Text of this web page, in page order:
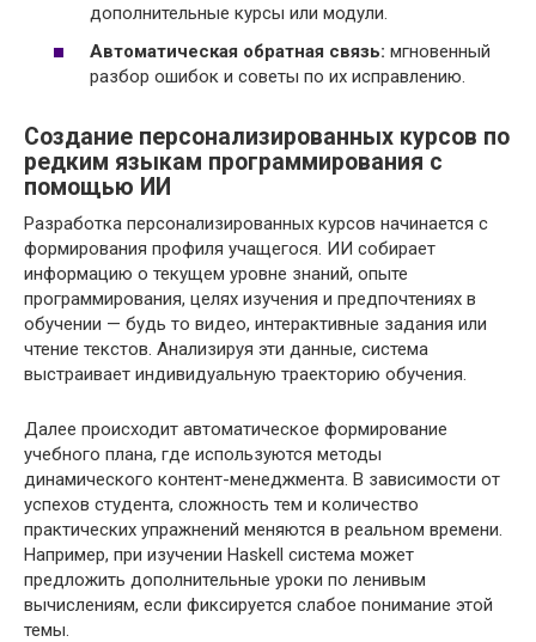
дополнительные курсы или модули.
Автоматическая обратная связь: мгновенный
разбор ошибок и советы по их исправлению.
Создание персонализированных курсов по
редким языкам программирования с
помощью ИИ
Разработка персонализированных курсов начинается с
формирования профиля учащегося. ИИ собирает
информацию о текущем уровне знаний, опыте
программирования, целях изучения и предпочтениях в
обучении — будь то видео, интерактивные задания или
чтение текстов. Анализируя эти данные, система
выстраивает индивидуальную траекторию обучения.
Далее происходит автоматическое формирование
учебного плана, где используются методы
динамического контент-менеджмента. В зависимости от
успехов студента, сложность тем и количество
практических упражнений меняются в реальном времени.
Например, при изучении Haskell система может
предложить дополнительные уроки по ленивым
вычислениям, если фиксируется слабое понимание этой
темы.